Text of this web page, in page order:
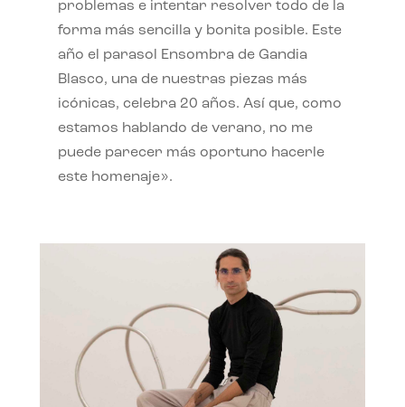
problemas e intentar resolver todo de la
forma más sencilla y bonita posible. Este
año el parasol Ensombra de Gandia
Blasco, una de nuestras piezas más
icónicas, celebra 20 años. Así que, como
estamos hablando de verano, no me
puede parecer más oportuno hacerle
este homenaje».